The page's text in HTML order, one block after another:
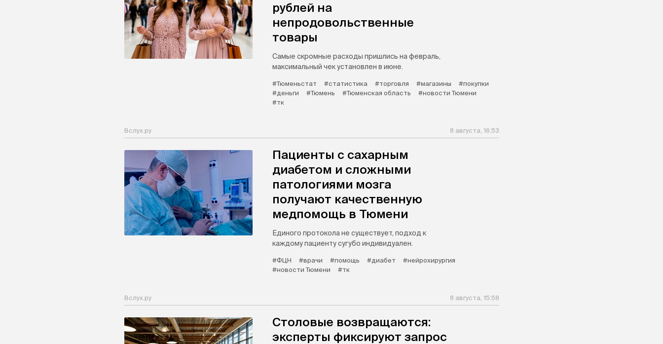
рублей на
непродовольственные
товары
Самые скромные расходы пришлись на февраль,
максимальный чек установлен в июне.
#Тюменьстат #статистика #торговля #магазины
#покупки
#деньги
#Тюмень #Тюменская область
#новости Тюмени
#тк
Вслух.ру 8 августа, 16:53
Пациенты с сахарным
диабетом и сложными
патологиями мозга
получают качественную
медпомощь в Тюмени
Единого протокола не существует, подход к
каждому пациенту сугубо индивидуален.
#ФЦН #врачи #помощь #диабет
#нейрохирургия
#новости Тюмени
#тк
Вслух.ру 8 августа, 15:58
Столовые возвращаются:
эксперты фиксируют запрос